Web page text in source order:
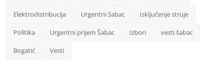
Elektrodistribucija Urgentni šabac Isključenje struje
Politika Urgentni prijem Šabac Izbori vesti šabac
Bogatić Vesti